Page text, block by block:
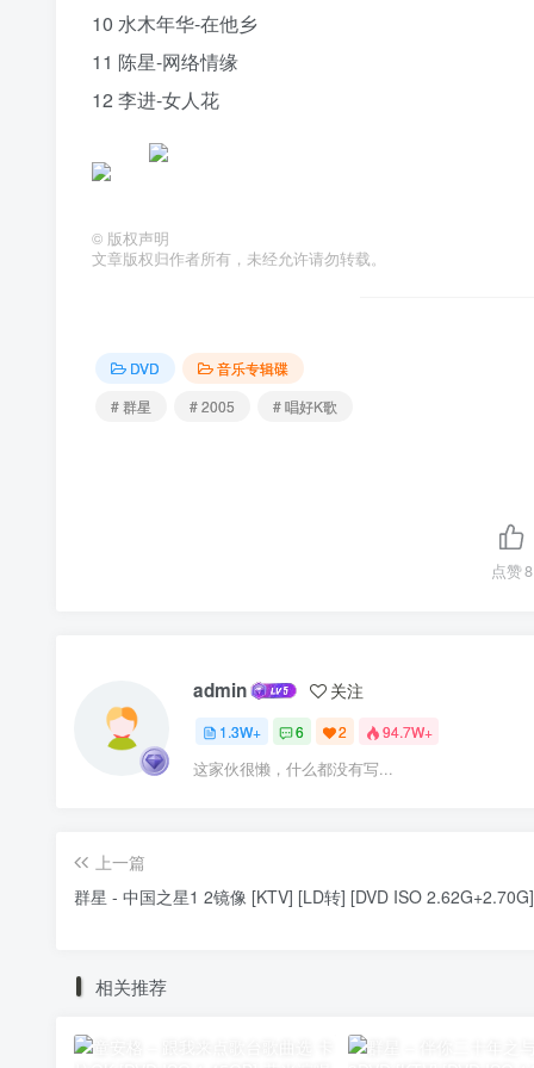
10 水木年华-在他乡
11 陈星-网络情缘
12 李进-女人花
© 版权声明
文章版权归作者所有，未经允许请勿转载。
DVD
音乐专辑碟
# 群星
# 2005 # 唱好K歌
点赞8
admin 关注
1.3W+ 6 2 94.7W+
这家伙很懒，什么都没有写...
上一篇
群星 - 中国之星1 2镜像 [KTV] [LD转] [DVD ISO 2.62G+2.70G]
相关推荐